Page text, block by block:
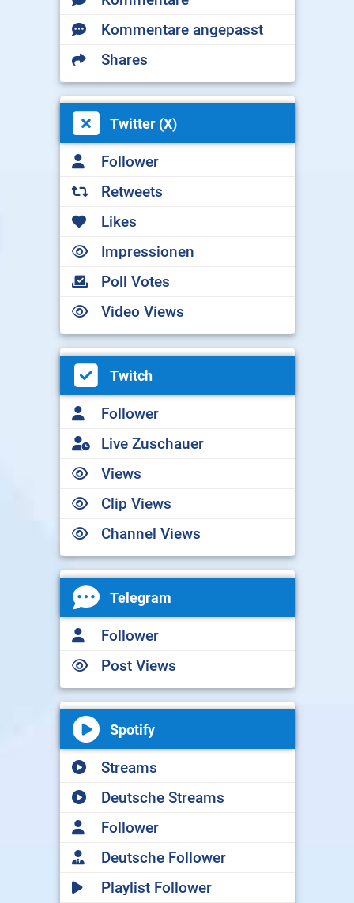
Kommentare angepasst
Shares
Twitter (X)
Follower
Retweets
Likes
Impressionen
Poll Votes
Video Views
Twitch
Follower
Live Zuschauer
Views
Clip Views
Channel Views
Telegram
Follower
Post Views
Spotify
Streams
Deutsche Streams
Follower
Deutsche Follower
Playlist Follower